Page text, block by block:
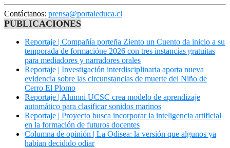
Contáctanos: prensa@portaleduca.cl
PUBLICACIONES
Reportaje | Compañía porteña Ziento un Cuento da inicio a su
temporada de formacióne 2026 con tres instancias gratuitas
para mediadores y narradores orales
Reportaje | Investigación interdisciplinaria aporta nueva
evidencia sobre las circunstancias de muerte del Niño de
Cerro El Plomo
Reportaje | Alumni UCSC crea modelo de aprendizaje
automático para clasificar sonidos marinos
Reportaje | Proyecto busca incorporar la inteligencia artificial
en la formación de futuros docentes
Columna de opinión | La Odisea: la versión que algunos ya
habían decidido odiar